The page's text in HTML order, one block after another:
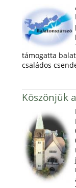
támogatta
családos
Köszönjük